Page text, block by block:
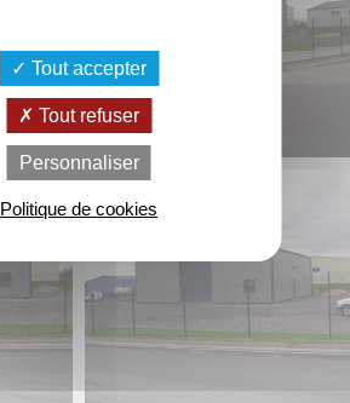
Tout accepter
Tout refuser
Personnaliser
Politique de cookies